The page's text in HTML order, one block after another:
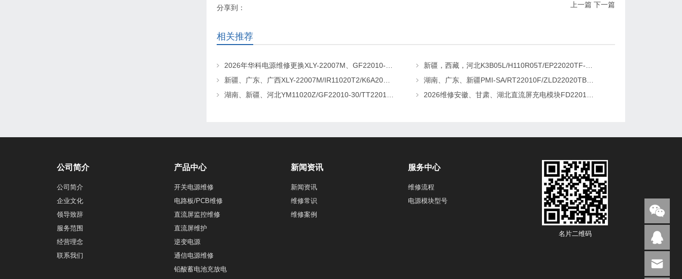
上一篇 下一篇
分享到：
相关推荐
湖南、广东、新疆PMI-SA/RT22010F/ZLD22020TB电源模块维修更换
公司简介
公司简介
企业文化
领导致辞
服务范围
经营理念
联系我们
产品中心
开关电源维修
电路板/PCB维修
直流屏监控维修
直流屏维护
逆变电源
通信电源维修
铅酸蓄电池充放电
新闻资讯
新闻资讯
维修常识
维修案例
服务中心
维修流程
电源模块型号
名片二维码